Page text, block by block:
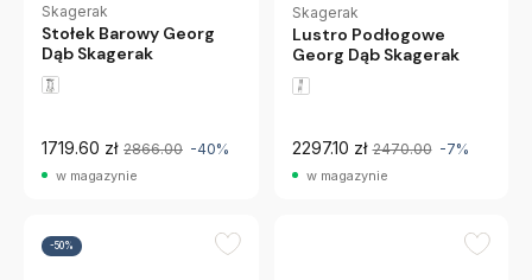
Skagerak
Stołek Barowy Georg
Dąb Skagerak
1719.60 zł 2866.00 -40%
w magazynie
Skagerak
Lustro Podłogowe
Georg Dąb Skagerak
2297.10 zł 2470.00 -7%
w magazynie
-50%